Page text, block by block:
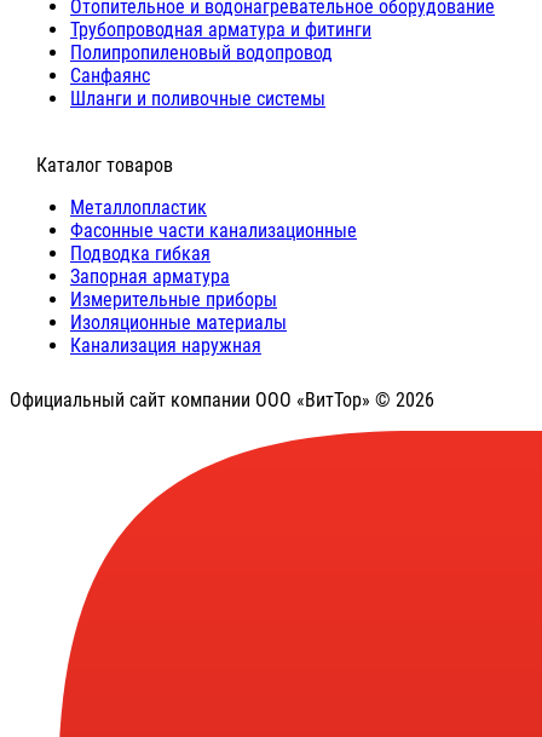
Отопительное и водонагревательное оборудование
Трубопроводная арматура и фитинги
Полипропиленовый водопровод
Санфаянс
Шланги и поливочные системы
⠀Каталог товаров
Металлопластик
Фасонные части канализационные
Подводка гибкая
Запорная арматура
Измерительные приборы
Изоляционные материалы
Канализация наружная
Официальный сайт компании ООО «ВитТор» © 2026